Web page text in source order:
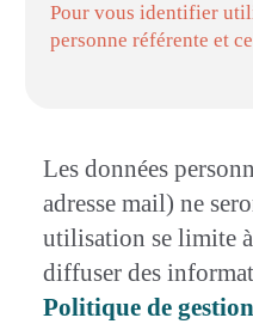
Pour vous identifier
personne référente et
Les données
adresse mail) ne
utilisation se limite
diffuser des
Politique de